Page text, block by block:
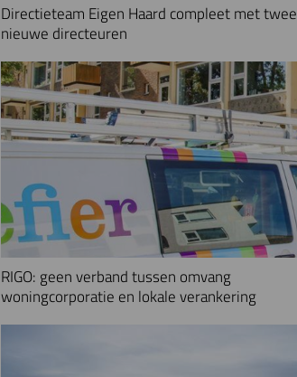
Directieteam Eigen Haard compleet met twee
nieuwe directeuren
RIGO: geen verband tussen omvang
woningcorporatie en lokale verankering